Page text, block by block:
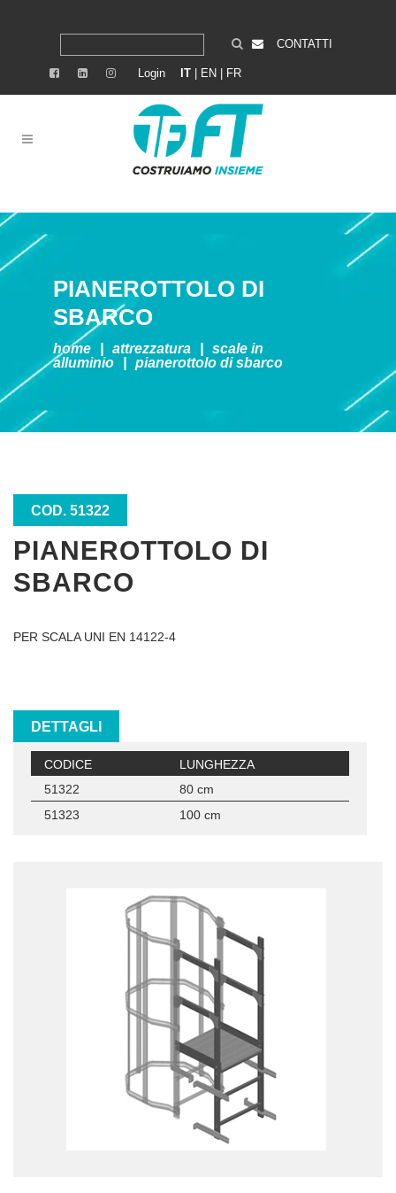
CONTATTI
Login IT EN FR
PIANEROTTOLO DI
SBARCO
home attrezzatura
scale in
alluminio
pianerottolo di sbarco
COD. 51322
PIANEROTTOLO DI
SBARCO
PER SCALA UNI EN 14122-4
DETTAGLI
CODICE
LUNGHEZZA
51322
80 cm
51323
100 cm